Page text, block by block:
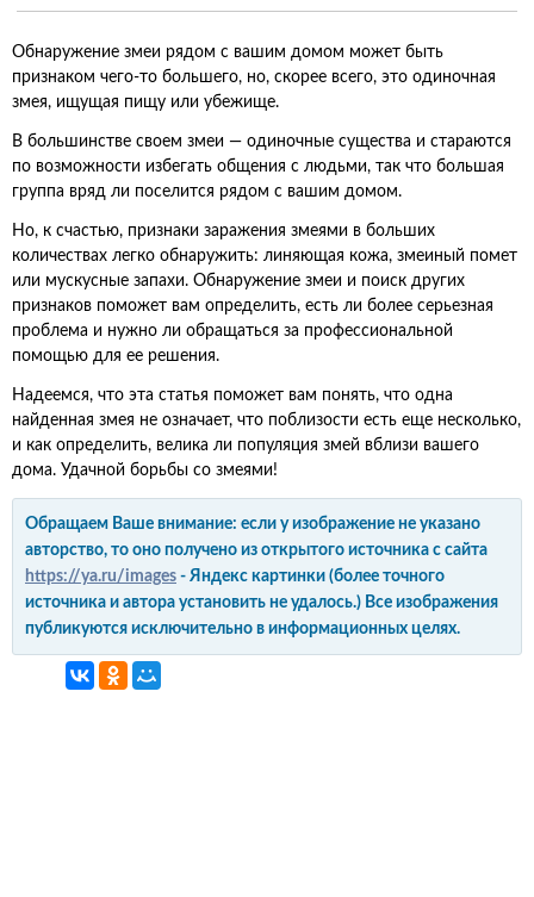
Обнаружение змеи рядом с вашим домом может быть
признаком чего-то большего, но, скорее всего, это одиночная
змея, ищущая пищу или убежище.
В большинстве своем змеи — одиночные существа и стараются
по возможности избегать общения с людьми, так что большая
группа вряд ли поселится рядом с вашим домом.
Но, к счастью, признаки заражения змеями в больших
количествах легко обнаружить: линяющая кожа, змеиный помет
или мускусные запахи. Обнаружение змеи и поиск других
признаков поможет вам определить, есть ли более серьезная
проблема и нужно ли обращаться за профессиональной
помощью для ее решения.
Надеемся, что эта статья поможет вам понять, что одна
найденная змея не означает, что поблизости есть еще несколько,
и как определить, велика ли популяция змей вблизи вашего
дома. Удачной борьбы со змеями!
Обращаем Ваше внимание: если у изображение не указано
авторство, то оно получено из открытого источника с сайта
https://ya.ru/images - Яндекс картинки (более точного
источника и автора установить не удалось.) Все изображения
публикуются исключительно в информационных целях.